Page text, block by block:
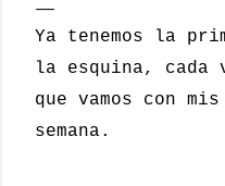
Ya tenemos la
la esquina, cada
que vamos con
semana.